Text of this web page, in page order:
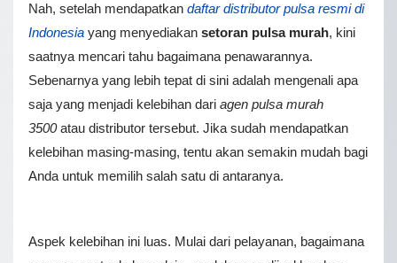
Nah, setelah mendapatkan daftar distributor pulsa resmi di
Indonesia yang menyediakan setoran pulsa murah, kini
saatnya mencari tahu bagaimana penawarannya.
Sebenarnya yang lebih tepat di sini adalah mengenali apa
saja yang menjadi kelebihan dari agen pulsa murah
3500atau distributor tersebut. Jika sudah mendapatkan
kelebihan masing-masing, tentu akan semakin mudah bagi
Anda untuk memilih salah satu di antaranya.
Aspek kelebihan ini luas. Mulai dari pelayanan, bagaimana